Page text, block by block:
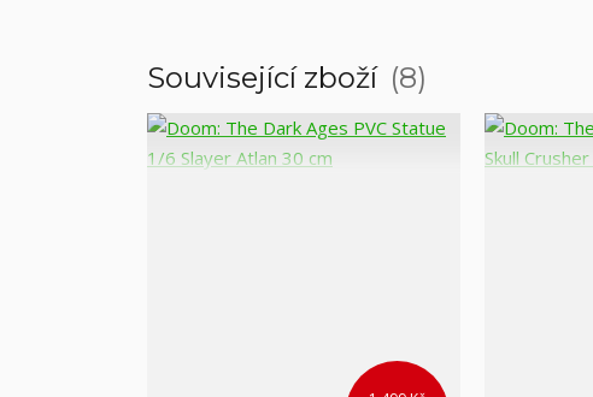
Související zboží 8